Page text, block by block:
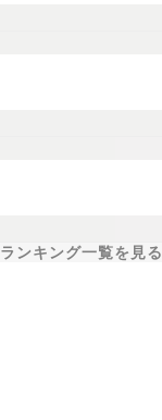
ランキング一覧を見る